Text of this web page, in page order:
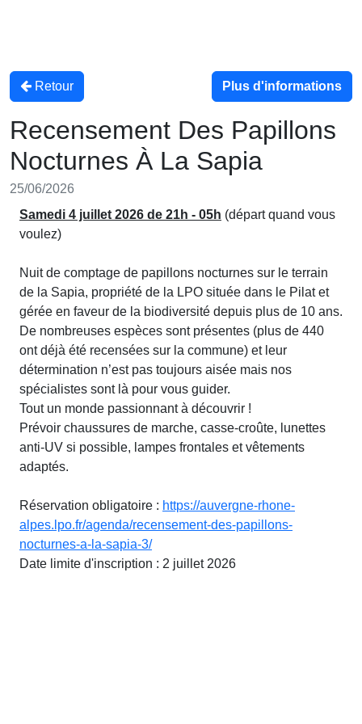
Retour Plus d'informations
Recensement Des Papillons
Nocturnes À La Sapia
25/06/2026
Samedi 4 juillet 2026 de 21h - 05h (départ quand vous
voulez)
Nuit de comptage de papillons nocturnes sur le terrain
de la Sapia, propriété de la LPO située dans le Pilat et
gérée en faveur de la biodiversité depuis plus de 10 ans.
De nombreuses espèces sont présentes (plus de 440
ont déjà été recensées sur la commune) et leur
détermination n’est pas toujours aisée mais nos
spécialistes sont là pour vous guider.
Tout un monde passionnant à découvrir !
Prévoir chaussures de marche, casse-croûte, lunettes
anti-UV si possible, lampes frontales et vêtements
adaptés.
Réservation obligatoire : https://auvergne-rhone-
alpes.lpo.fr/agenda/recensement-des-papillons-
nocturnes-a-la-sapia-3/
Date limite d'inscription : 2 juillet 2026